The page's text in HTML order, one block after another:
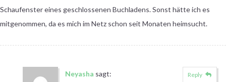
Schaufenster eines geschlossenen Buchladens. Sonst hätte ich es
mitgenommen, da es mich im Netz schon seit Monaten heimsucht.
Neyasha sagt: Reply